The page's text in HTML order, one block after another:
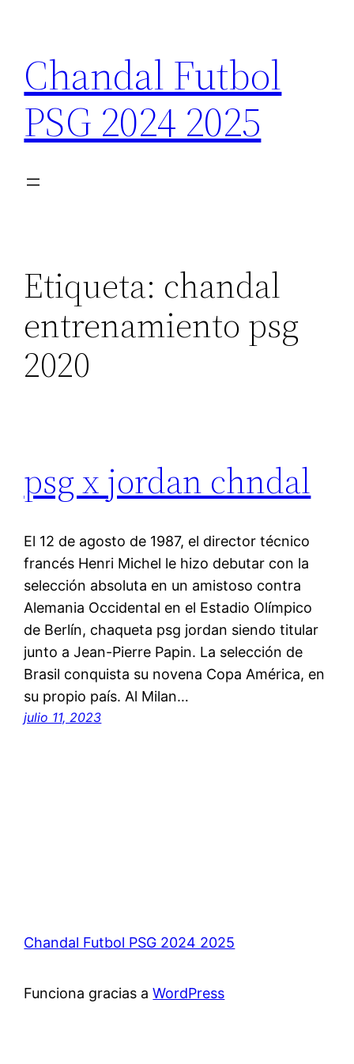
contenido
Chandal Futbol
PSG 2024 2025
Etiqueta: chandal
entrenamiento psg
2020
psg x jordan chndal
El 12 de agosto de 1987, el director técnico
francés Henri Michel le hizo debutar con la
selección absoluta en un amistoso contra
Alemania Occidental en el Estadio Olímpico
de Berlín, chaqueta psg jordan siendo titular
junto a Jean-Pierre Papin. La selección de
Brasil conquista su novena Copa América, en
su propio país. Al Milan…
julio 11, 2023
Chandal Futbol PSG 2024 2025
Funciona gracias aWordPress